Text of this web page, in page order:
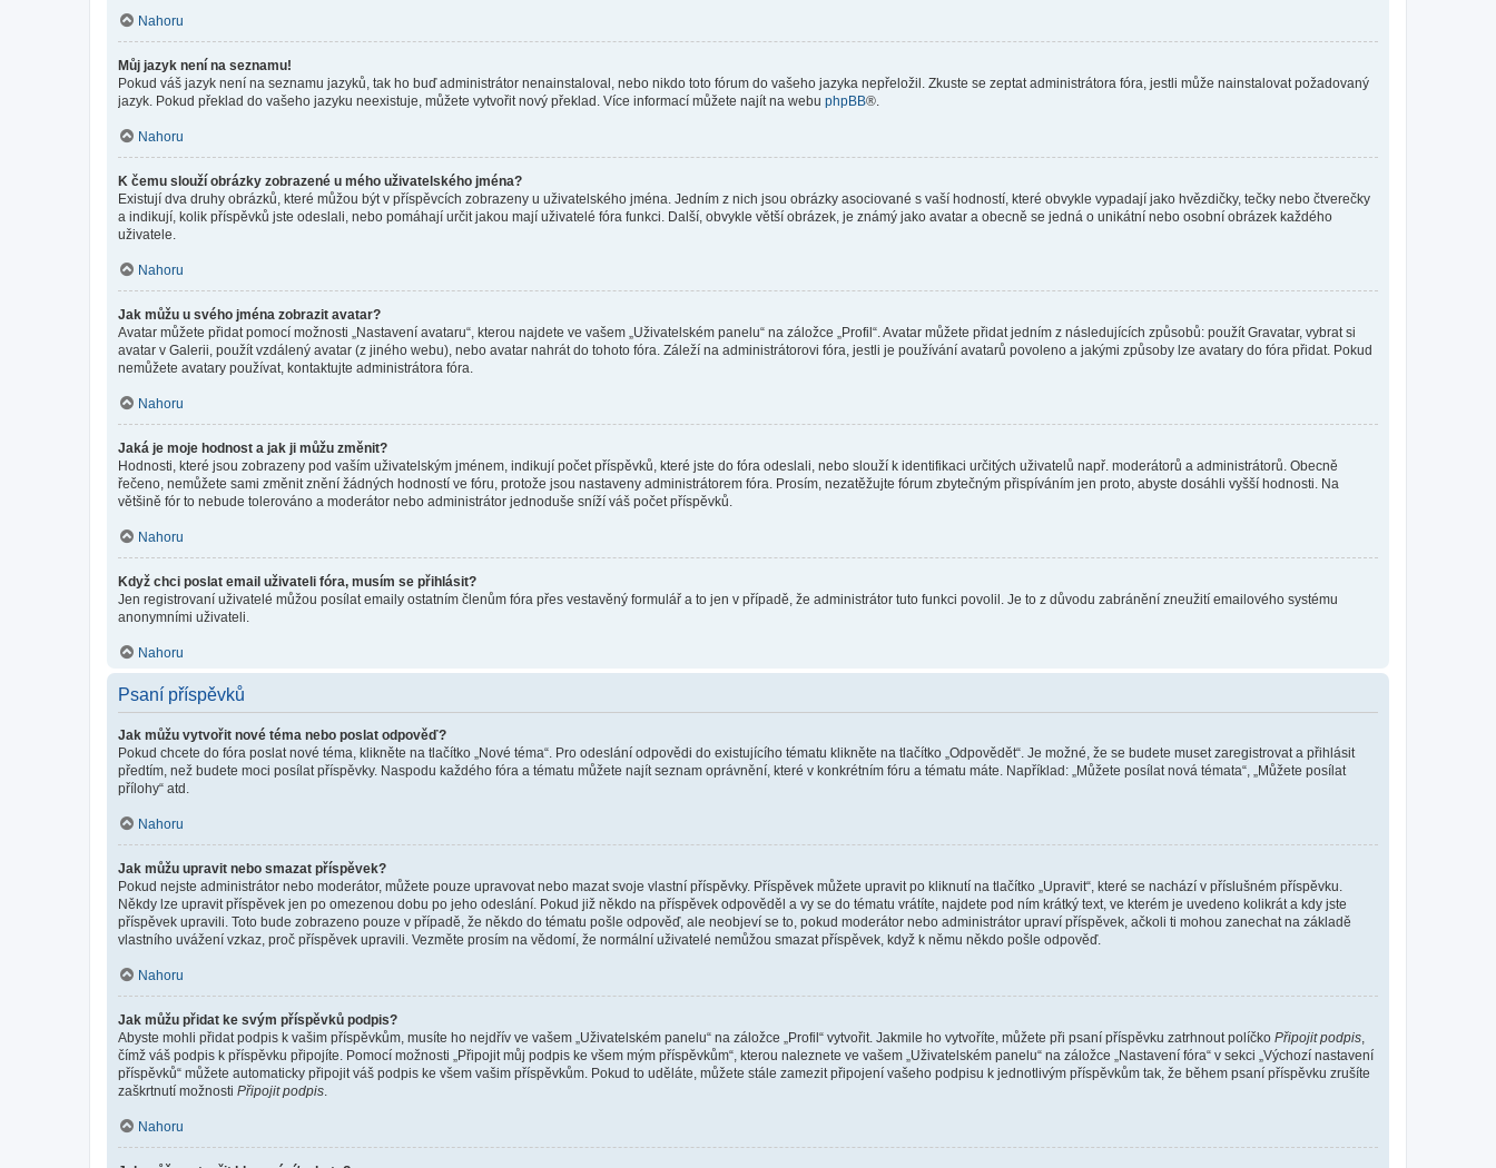
Nahoru
Můj jazyk není na seznamu!
Pokud váš jazyk není na seznamu jazyků, tak ho buď administrátor nenainstaloval, nebo nikdo toto fórum do vašeho jazyka nepřeložil. Zkuste se zeptat administrátora fóra, jestli může nainstalovat požadovaný
jazyk. Pokud překlad do vašeho jazyku neexistuje, můžete vytvořit nový překlad. Více informací můžete najít na webu phpBB®.
Nahoru
K čemu slouží obrázky zobrazené u mého uživatelského jména?
Existují dva druhy obrázků, které můžou být v příspěvcích zobrazeny u uživatelského jména. Jedním z nich jsou obrázky asociované s vaší hodností, které obvykle vypadají jako hvězdičky, tečky nebo čtverečky
a indikují, kolik příspěvků jste odeslali, nebo pomáhají určit jakou mají uživatelé fóra funkci. Další, obvykle větší obrázek, je známý jako avatar a obecně se jedná o unikátní nebo osobní obrázek každého
uživatele.
Nahoru
Jak můžu u svého jména zobrazit avatar?
Avatar můžete přidat pomocí možnosti „Nastavení avataru“, kterou najdete ve vašem „Uživatelském panelu“ na záložce „Profil“. Avatar můžete přidat jedním z následujících způsobů: použít Gravatar, vybrat si
avatar v Galerii, použít vzdálený avatar (z jiného webu), nebo avatar nahrát do tohoto fóra. Záleží na administrátorovi fóra, jestli je používání avatarů povoleno a jakými způsoby lze avatary do fóra přidat. Pokud
nemůžete avatary používat, kontaktujte administrátora fóra.
Nahoru
Jaká je moje hodnost a jak ji můžu změnit?
Hodnosti, které jsou zobrazeny pod vaším uživatelským jménem, indikují počet příspěvků, které jste do fóra odeslali, nebo slouží k identifikaci určitých uživatelů např. moderátorů a administrátorů. Obecně
řečeno, nemůžete sami změnit znění žádných hodností ve fóru, protože jsou nastaveny administrátorem fóra. Prosím, nezatěžujte fórum zbytečným přispíváním jen proto, abyste dosáhli vyšší hodnosti. Na
většině fór to nebude tolerováno a moderátor nebo administrátor jednoduše sníží váš počet příspěvků.
Nahoru
Když chci poslat email uživateli fóra, musím se přihlásit?
Jen registrovaní uživatelé můžou posílat emaily ostatním členům fóra přes vestavěný formulář a to jen v případě, že administrátor tuto funkci povolil. Je to z důvodu zabránění zneužití emailového systému
anonymními uživateli.
Nahoru
Psaní příspěvků
Jak můžu vytvořit nové téma nebo poslat odpověď?
Pokud chcete do fóra poslat nové téma, klikněte na tlačítko „Nové téma“. Pro odeslání odpovědi do existujícího tématu klikněte na tlačítko „Odpovědět“. Je možné, že se budete muset zaregistrovat a přihlásit
předtím, než budete moci posílat příspěvky. Naspodu každého fóra a tématu můžete najít seznam oprávnění, které v konkrétním fóru a tématu máte. Například: „Můžete posílat nová témata“, „Můžete posílat
přílohy“ atd.
Nahoru
Jak můžu upravit nebo smazat příspěvek?
Pokud nejste administrátor nebo moderátor, můžete pouze upravovat nebo mazat svoje vlastní příspěvky. Příspěvek můžete upravit po kliknutí na tlačítko „Upravit“, které se nachází v příslušném příspěvku.
Někdy lze upravit příspěvek jen po omezenou dobu po jeho odeslání. Pokud již někdo na příspěvek odpověděl a vy se do tématu vrátíte, najdete pod ním krátký text, ve kterém je uvedeno kolikrát a kdy jste
příspěvek upravili. Toto bude zobrazeno pouze v případě, že někdo do tématu pošle odpověď, ale neobjeví se to, pokud moderátor nebo administrátor upraví příspěvek, ačkoli ti mohou zanechat na základě
vlastního uvážení vzkaz, proč příspěvek upravili. Vezměte prosím na vědomí, že normální uživatelé nemůžou smazat příspěvek, když k němu někdo pošle odpověď.
Nahoru
Jak můžu přidat ke svým příspěvků podpis?
Abyste mohli přidat podpis k vašim příspěvkům, musíte ho nejdřív ve vašem „Uživatelském panelu“ na záložce „Profil“ vytvořit. Jakmile ho vytvoříte, můžete při psaní příspěvku zatrhnout políčko Připojit podpis
čímž váš podpis k příspěvku připojíte. Pomocí možnosti „Připojit můj podpis ke všem mým příspěvkům“, kterou naleznete ve vašem „Uživatelském panelu“ na záložce „Nastavení fóra“ v sekci „Výchozí nastavení
příspěvků“ můžete automaticky připojit váš podpis ke všem vašim příspěvkům. Pokud to uděláte, můžete stále zamezit připojení vašeho podpisu k jednotlivým příspěvkům tak, že během psaní příspěvku zrušíte
zaškrtnutí možnosti Připojit podpis
Nahoru